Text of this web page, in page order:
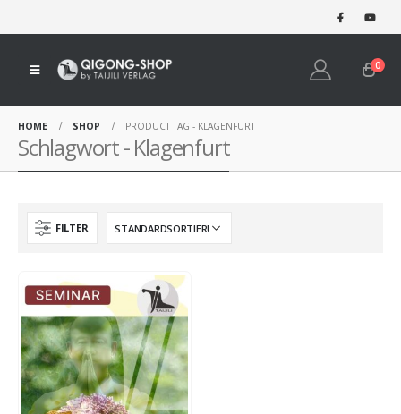
0
HOME SHOP PRODUCT TAG - KLAGENFURT
Schlagwort - Klagenfurt
FILTER